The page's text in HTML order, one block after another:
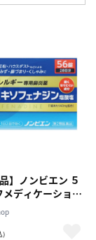
】ノンビエン ５
メディケーション